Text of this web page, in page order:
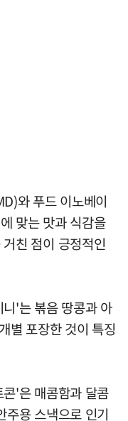
와 푸드 이노베이
맞는 맛과 식감을
친 점이 긍정적인
'는 볶음 땅콩과 아
별 포장한 것이 특징
'은 매콤함과 달콤
주용 스낵으로 인기